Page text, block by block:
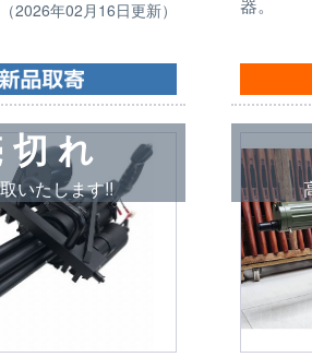
（2026年02月16日更新）
切 れ
いたします!!